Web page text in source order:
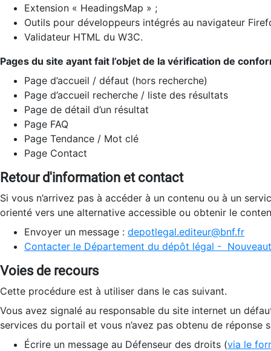
Extension « HeadingsMap » ;
Outils pour développeurs intégrés au navigateur
Validateur HTML du W3C.
Pages du site ayant fait l’objet de la vérification de
Page d’accueil / défaut (hors recherche)
Page d’accueil recherche / liste des résultats
Page de détail d’un résultat
Page FAQ
Page Tendance / Mot clé
Page Contact
Retour d'information et contact
Si vous n’arrivez pas à accéder à un contenu ou à un
orienté vers une alternative accessible ou obtenir le
Envoyer un message : depotlegal.editeur@bnf.fr
Contacter le Département du dépôt légal -
Voies de recours
Cette procédure est à utiliser dans le cas suivant.
Vous avez signalé au responsable du site internet un
services du portail et vous n’avez pas obtenu de réponse
Écrire un message au Défenseur des droits (via le